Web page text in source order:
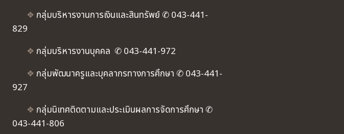
❖ กลุ่มบริหารงานการเงินและสินทรัพย์ ✆ 043-441-
829
❖ กลุ่มบริหารงานบุคคล ✆ 043-441-972
❖ กลุ่มพัฒนาครูและบุคลากรทางการศึกษา ✆ 043-441-
927
❖ กลุ่มนิเทศติดตามและประเมินผลการจัดการศึกษา ✆
043-441-806